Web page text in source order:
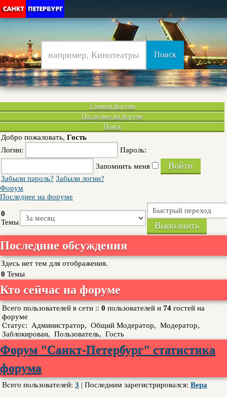
Главная форума
Последнее на форуме
Поиск
Добро пожаловать, Гость
Логин:
Пароль:
Запомнить меня
Забыли пароль? Забыли логин?
Форум
Последнее на форуме
0
Темы
Последние обсуждения
Здесь нет тем для отображения.
0 Темы
Кто сейчас на форуме
Всего пользователей в сети :: 0 пользователей и 74 гостей на
форуме
Статус:
Администратор, Общий Модератор, Модератор,
Заблокирован, Пользователь, Гость
Форум "Санкт-Петербург" статистика
форума
Всего пользователей: 3 | Последним зарегистрировался: Вера